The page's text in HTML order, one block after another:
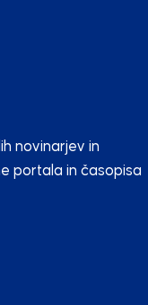
novinarjev in
portala in časopisa